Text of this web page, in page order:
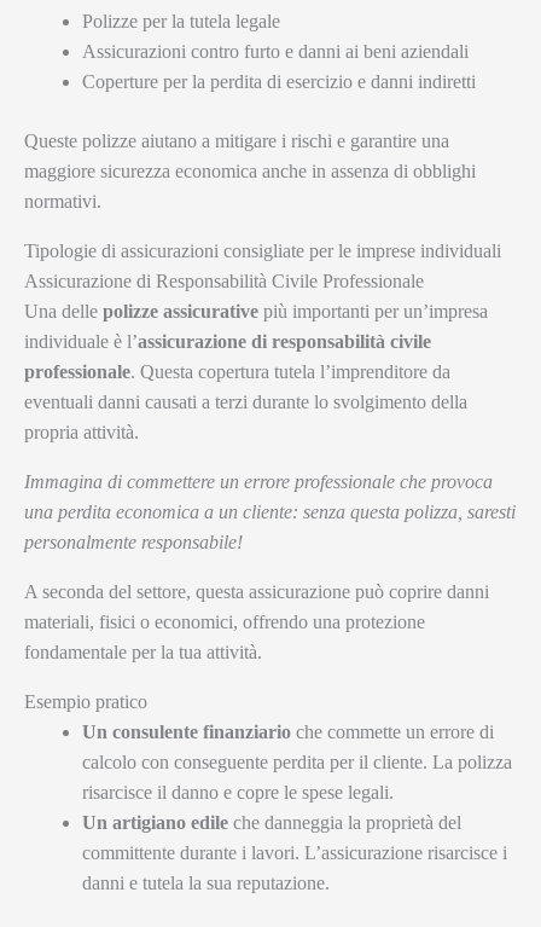
Polizze per la tutela legale
Assicurazioni contro furto e danni ai beni aziendali
Coperture per la perdita di esercizio e danni indiretti
Queste polizze aiutano a mitigare i rischi e garantire una
maggiore sicurezza economica anche in assenza di obblighi
normativi.
Tipologie di assicurazioni consigliate per le imprese individuali
Assicurazione di Responsabilità Civile Professionale
Una delle polizze assicurative più importanti per un’impresa
individuale è l’assicurazione di responsabilità civile
professionale. Questa copertura tutela l’imprenditore da
eventuali danni causati a terzi durante lo svolgimento della
propria attività.
Immagina di commettere un errore professionale che provoca
una perdita economica a un cliente: senza questa polizza, saresti
personalmente responsabile!
A seconda del settore, questa assicurazione può coprire danni
materiali, fisici o economici, offrendo una protezione
fondamentale per la tua attività.
Esempio pratico
Un consulente finanziario che commette un errore di
calcolo con conseguente perdita per il cliente. La polizza
risarcisce il danno e copre le spese legali.
Un artigiano edile che danneggia la proprietà del
committente durante i lavori. L’assicurazione risarcisce i
danni e tutela la sua reputazione.